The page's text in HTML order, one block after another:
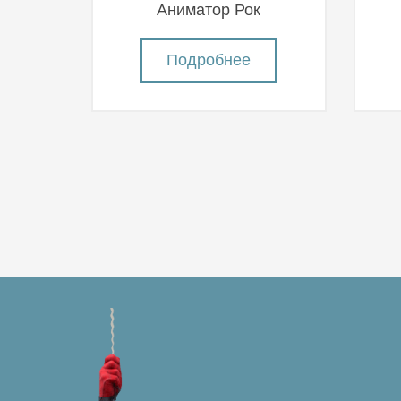
Аниматор Рок
Подробнее